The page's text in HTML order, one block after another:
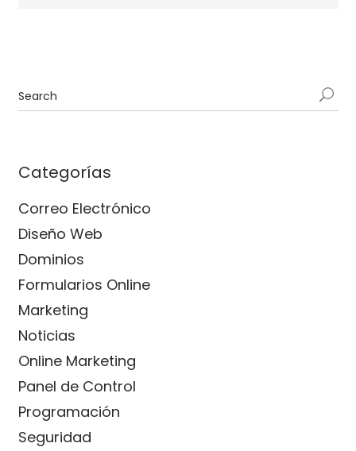
Categorías
Correo Electrónico
Diseño Web
Dominios
Formularios Online
Marketing
Noticias
Online Marketing
Panel de Control
Programación
Seguridad